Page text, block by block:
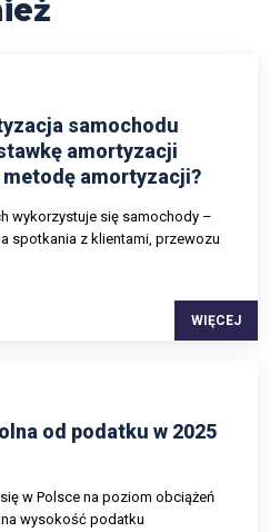
samochodu
amortyzacji
amortyzacji?
wykorzystuje się samochody –
spotkania z klientami, przewozu
WIĘCEJ
od podatku w 2025
w Polsce na poziom obciążeń
wysokość podatku